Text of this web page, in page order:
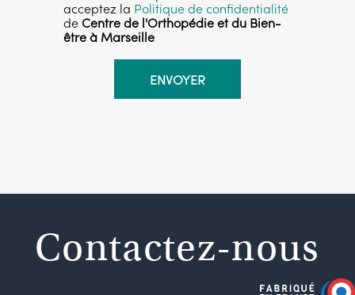
acceptez la Politique de confidentialité
deCentre de l'Orthopédie et du Bien-
être à Marseille
Contactez-nous